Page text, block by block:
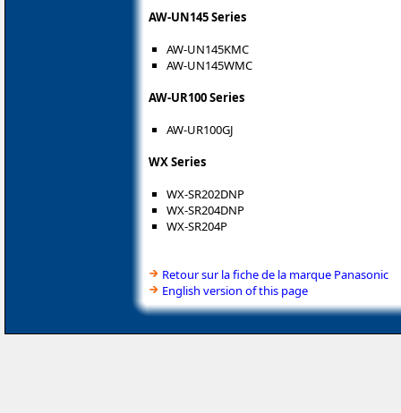
AW-UN145 Series
AW-UN145KMC
AW-UN145WMC
AW-UR100 Series
AW-UR100GJ
WX Series
WX-SR202DNP
WX-SR204DNP
WX-SR204P
Retour sur la fiche de la marque Panasonic
English version of this page